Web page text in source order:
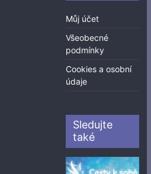
Můj účet
Všeobecné
podmínky
Cookies a osobní
údaje
Sledujte
také